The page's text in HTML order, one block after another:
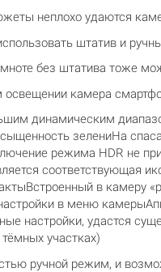
неплохо удаются
штатив и
без штатива тоже
камера
динамическим
зелениНа
режима HDR не
соответствующая
в камеру
в меню
настройки, удастся
участках)
ручной режим, и